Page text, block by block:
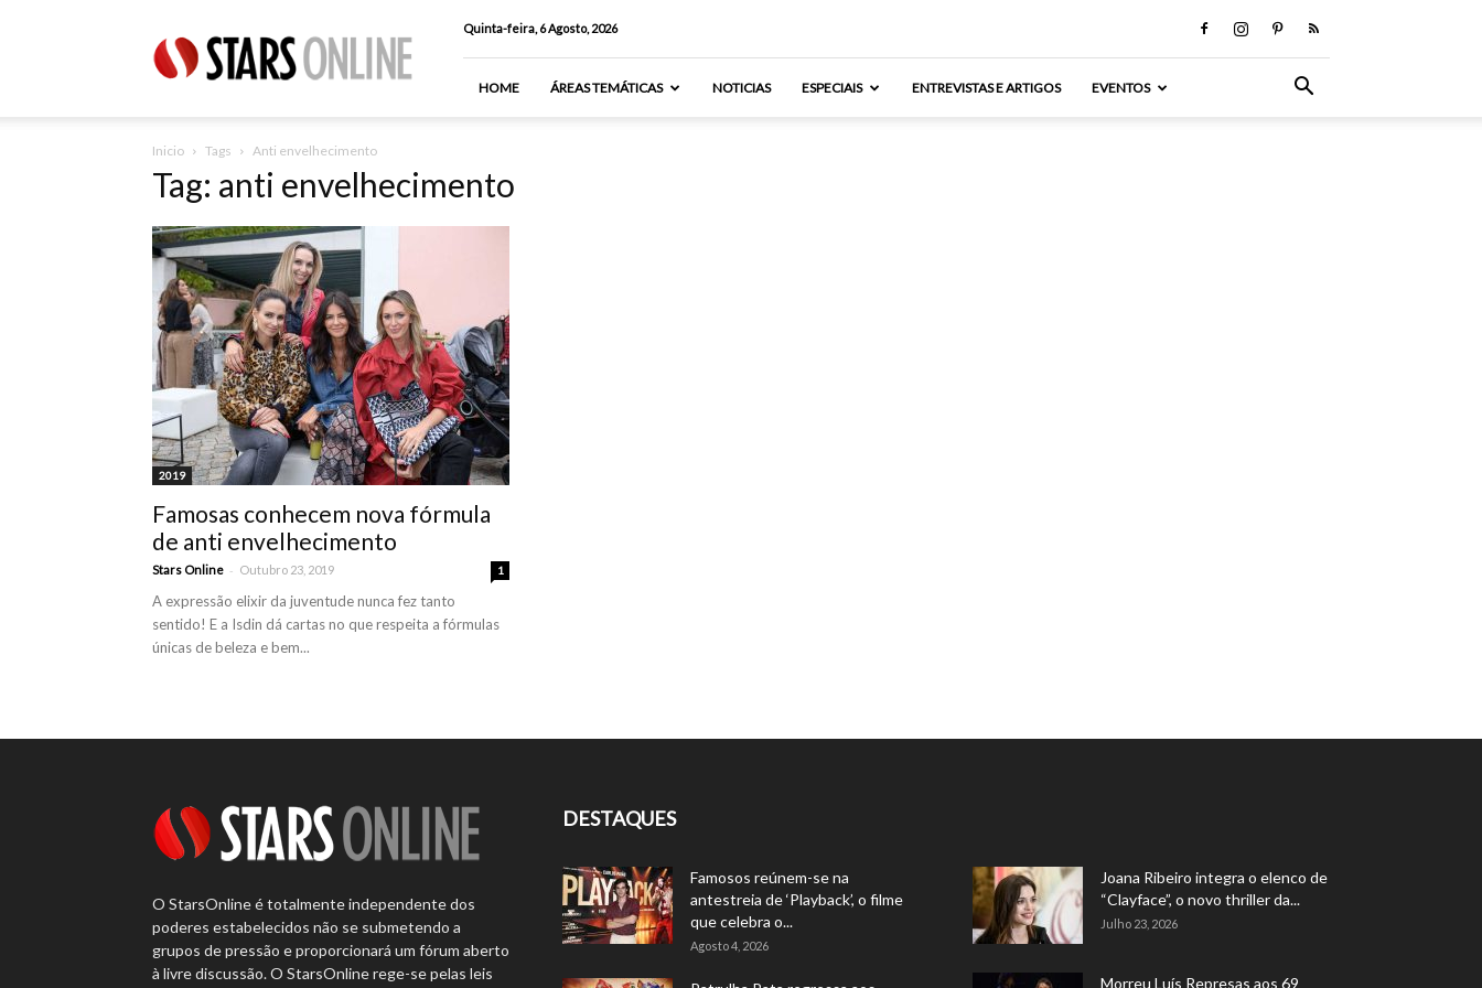
Online
Quinta-feira, 6 Agosto, 2026
HOME ÁREAS TEMÁTICAS NOTICIAS ESPECIAIS ENTREVISTAS E ARTIGOS EVENTOS
Inicio Tags Anti envelhecimento
Tag: anti envelhecimento
2019
Famosas conhecem nova fórmula
de anti envelhecimento
Stars Online - Outubro 23, 2019 1
A expressão elixir da juventude nunca fez tanto
sentido! E a Isdin dá cartas no que respeita a fórmulas
únicas de beleza e bem...
O StarsOnline é totalmente independente dos
poderes estabelecidos não se submetendo a
grupos de pressão e proporcionará um fórum aberto
à livre discussão. O StarsOnline rege-se pelas leis
DESTAQUES
Famosos reúnem-se na
antestreia de ‘Playback’, o filme
que celebra o...
Agosto 4, 2026
Joana Ribeiro integra o elenco de
“Clayface”, o novo thriller da...
Julho 23, 2026
Morreu Luís Represas aos 69